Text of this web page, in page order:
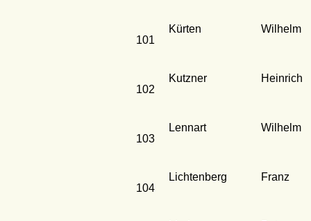
101
Kürten Wilhelm
102
Kutzner Heinrich
103
Lennart Wilhelm
104
Lichtenberg Franz